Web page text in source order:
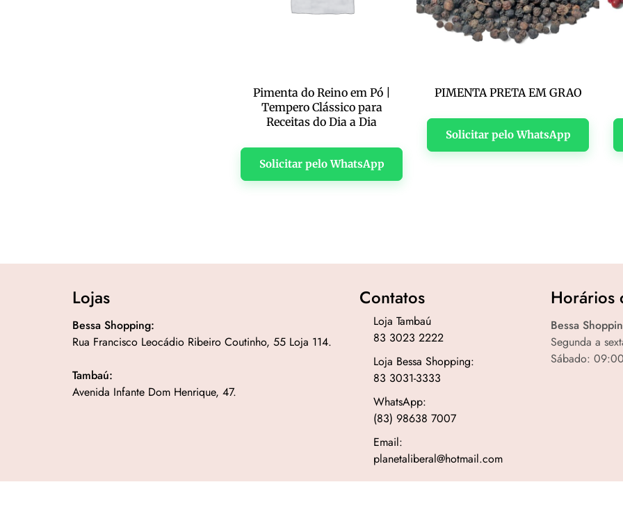
Pimenta do Reino em Pó |
Tempero Clássico para
Receitas do Dia a Dia
Solicitar pelo WhatsApp
PIMENTA PRETA EM GRAO
Solicitar pelo WhatsApp
Lojas
Bessa Shopping:
Rua Francisco Leocádio Ribeiro Coutinho, 55 Loja 114.
Tambaú:
Avenida Infante Dom Henrique, 47.
Contatos
Loja Tambaú
83 3023 2222
Loja Bessa Shopping:
83 3031-3333
WhatsApp:
(83) 98638 7007
Email:
planetaliberal@hotmail.com
Horários
Bessa
Segunda a
Sábado: